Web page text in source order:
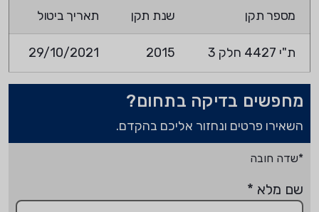
מספר תקן שנת תקן תאריך ביטול
ת"י 4427 חלק 3 2015
29/10/2021
מחפשים בדיקה בתחום?
השאירו פרטים ונחזור אליכם בהקדם.
*שדה חובה
שם מלא *